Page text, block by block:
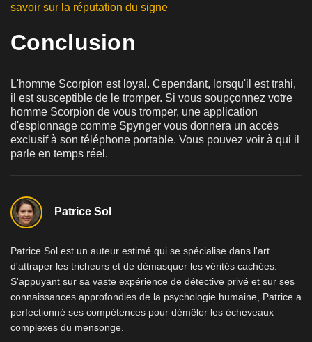
savoir sur la réputation du signe
Conclusion
L'homme Scorpion est loyal. Cependant, lorsqu'il est trahi,
il est susceptible de le tromper. Si vous soupçonnez votre
homme Scorpion de vous tromper, une application
d'espionnage comme Spynger vous donnera un accès
exclusif à son téléphone portable. Vous pouvez voir à qui il
parle en temps réel.
Patrice Sol
Patrice Sol est un auteur estimé qui se spécialise dans l'art
d'attraper les tricheurs et de démasquer les vérités cachées.
S'appuyant sur sa vaste expérience de détective privé et sur ses
connaissances approfondies de la psychologie humaine, Patrice a
perfectionné ses compétences pour démêler les écheveaux
complexes du mensonge.